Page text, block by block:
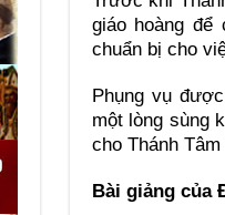
giáo hoàng để
chuẩn bị cho
Phụng vụ
một lòng sùng
cho Thánh
Bài giảng của